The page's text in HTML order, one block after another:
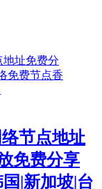
络节点地址
免费分享
|新加坡|台